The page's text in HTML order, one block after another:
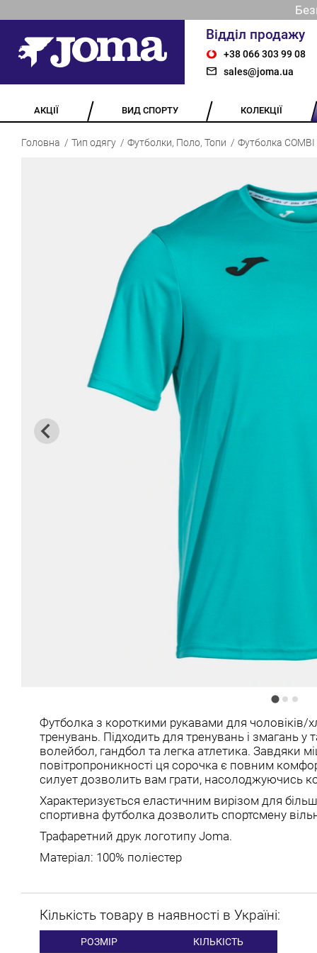
Відділ продажу
+38 066 303 99 08
sales@joma.ua
АКЦІЇ ВИД СПОРТУ КОЛЕКЦІЇ
Головна Тип одягу Футболки, Поло, Топи Футболка
Футболка з короткими рукавами для чоловіків/
тренувань. Підходить для тренувань і змагань у
волейбол, гандбол та легка атлетика. Завдяки
повітропроникності ця сорочка є повним
силует дозволить вам грати, насолоджуючись
Характеризується еластичним вирізом для
спортивна футболка дозволить спортсмену
Трафаретний друк логотипу Joma.
Матеріал: 100% поліестер
Кількість товару в наявності в Україні:
РОЗМІР
КІЛЬКІСТЬ